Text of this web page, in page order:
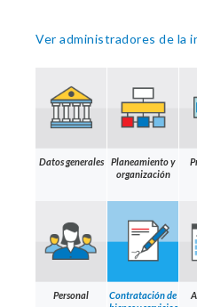
Ver administradores de la
Datos generales
Planeamiento y
organización
Personal
Contratación de